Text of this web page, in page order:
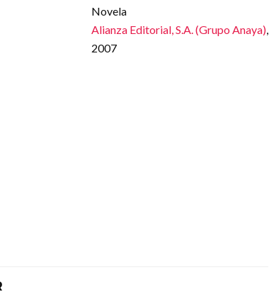
Novela
Alianza Editorial, S.A. (Grupo Anaya),
2007